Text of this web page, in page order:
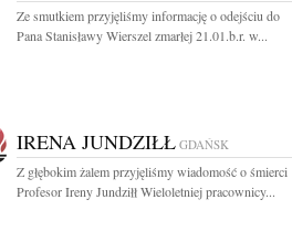
Ze smutkiem przyjęliśmy informację o odejściu do
Pana Stanisławy Wierszel zmarłej 21.01.b.r. w...
IRENA JUNDZIŁŁ GDAŃSK
Z głębokim żalem przyjęliśmy wiadomość o śmierci
Profesor Ireny Jundziłł Wieloletniej pracownicy...